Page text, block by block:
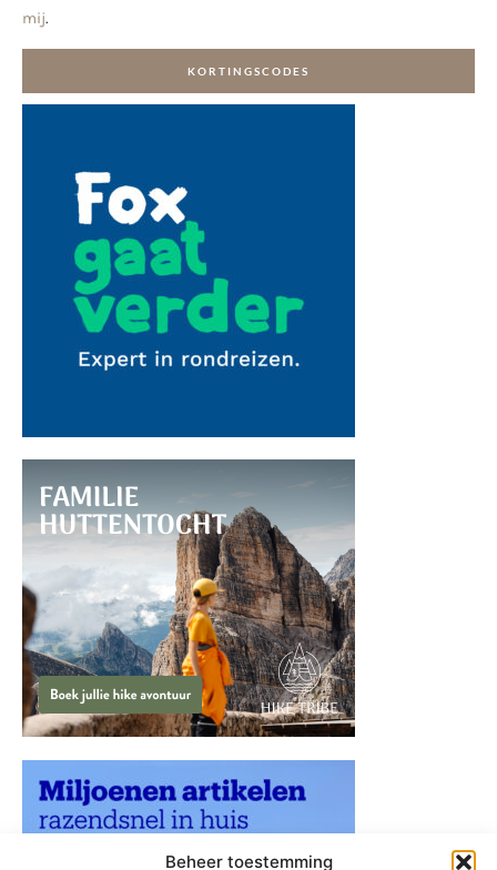
Beheer toestemming
mij.
KORTINGSCODES